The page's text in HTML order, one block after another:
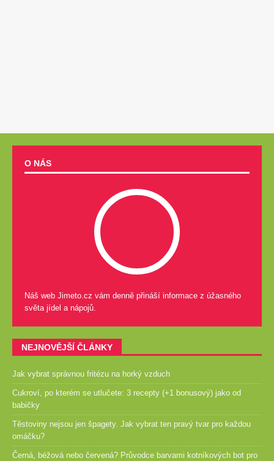
O NÁS
Náš web Jimeto.cz vám denně přináší informace z úžasného
světa jídel a nápojů.
NEJNOVĚJŠÍ ČLÁNKY
Jak vybrat správnou fritézu na horký vzduch
Cukroví, po kterém se utlučete: 3 recepty (+1 bonusový) jako od
babičky
Těstoviny nejsou jen špagety. Jak vybrat ten pravý tvar pro každou
omáčku?
Černá, béžová nebo červená? Průvodce barvami kotníkových bot pro